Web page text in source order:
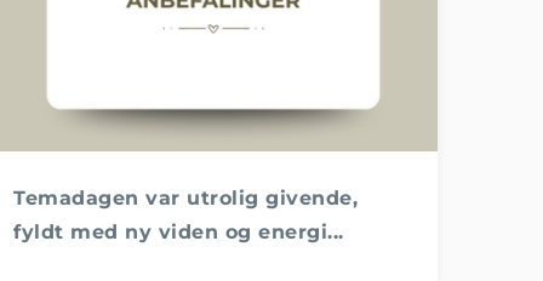
Temadagen var utrolig givende,
fyldt med ny viden og energi...